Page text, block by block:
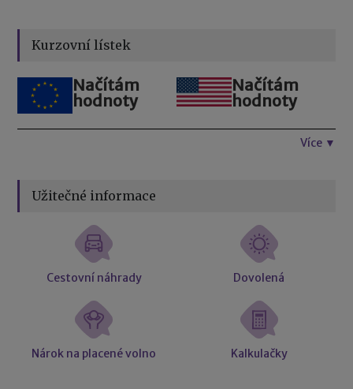
Kurzovní lístek
Načítám
hodnoty
Načítám
hodnoty
Více ▼
Užitečné informace
Cestovní náhrady Dovolená
Nárok na placené volno Kalkulačky